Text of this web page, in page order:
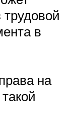
в
на